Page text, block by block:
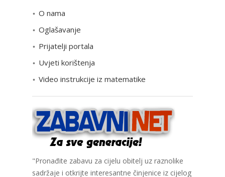
i
j
O nama
Oglašavanje
Prijatelji portala
Uvjeti korištenja
Video instrukcije iz matematike
"Pronađite zabavu za cijelu obitelj uz raznolike
sadržaje i otkrijte interesantne činjenice iz cijelog